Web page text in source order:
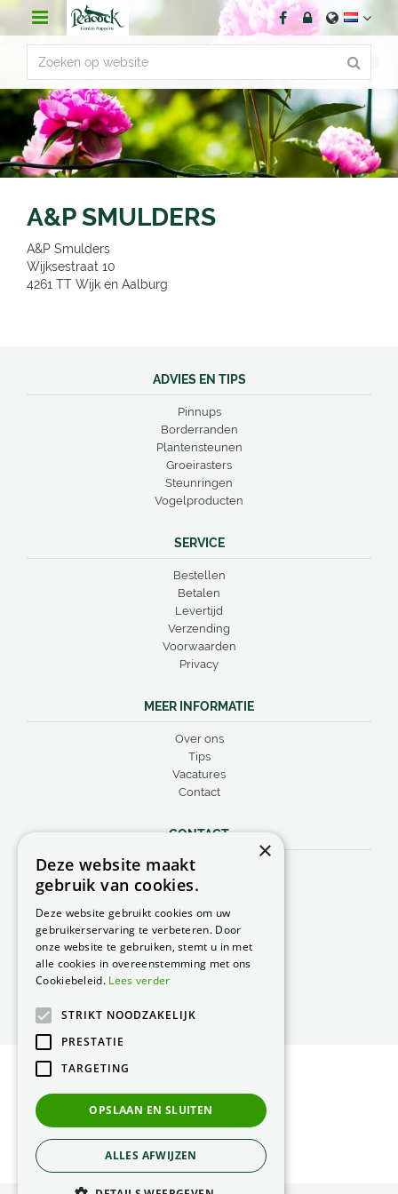
r
n
t
A&P SMULDERS
A&P Smulders
Wijksestraat 10
4261 TT Wijk en Aalburg
ADVIES EN TIPS
Pinnups
Borderranden
Plantensteunen
Groeirasters
Steunringen
Vogelproducten
SERVICE
Bestellen
Betalen
Levertijd
Verzending
Voorwaarden
Privacy
MEER INFORMATIE
Over ons
Tips
Vacatures
Contact
CONTACT
Peacock Garden Supports
Industrieweg 22
Nederland
0499 57 40 80
F. 0499 57 40 84
E.peacock@peacock.nl
Privacy Statement
Green Solutions
×
Deze website maakt
gebruik van cookies.
Deze website gebruikt cookies om uw
gebruikerservaring te verbeteren. Door
onze website te gebruiken, stemt u in met
alle cookies in overeenstemming met ons
Cookiebeleid. Lees verder
STRIKT NOODZAKELIJK
PRESTATIE
TARGETING
OPSLAAN EN SLUITEN
ALLES AFWIJZEN